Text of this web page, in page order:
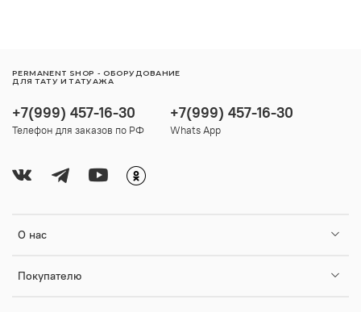
О нас
Покупателю
+7(999) 457-16-30
Телефон для заказов по РФ
+7(999) 457-16-30
Whats App
PERMANENT SHOP - ОБОРУДОВАНИЕ
ДЛЯ ТАТУ И ТАТУАЖА